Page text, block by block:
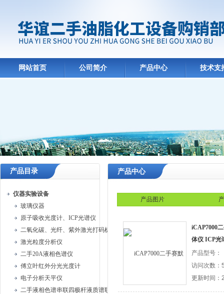
网站首页 公司简介 产品中心 技术支
产品目录
仪器实验设备
玻璃仪器
原子吸收光度计、ICP光谱仪
二氧化碳、光纤、紫外激光打码机、油墨喷码机
激光粒度分析仪
二手20A液相色谱仪
傅立叶红外分光光度计
电子分析天平仪
二手液相色谱串联四极杆液质谱联用仪
产品中心
产品图片
iCAP7000
体仪 ICP光
产品型号：
访问次数：
更新时间：